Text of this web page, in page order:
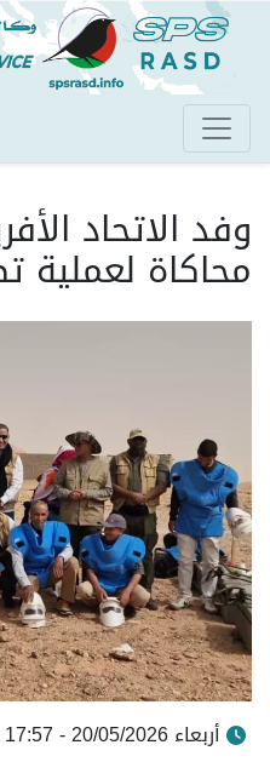
وفد الاتحاد
محاكاة لعملية
أربعاء 20/05/2026 - 17:57